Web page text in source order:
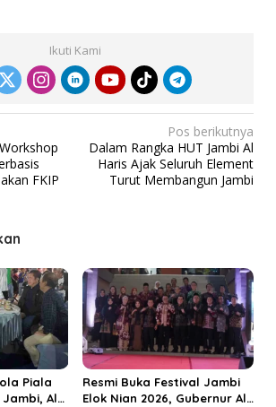
Ikuti Kami
FKIP
Pos berikutnya
Dalam Rangka HUT Jambi Al
Haris Ajak Seluruh Element
Turut Membangun Jambi
Piala
Jambi, Al
Resmi Buka Festival Jambi
Elok Nian 2026, Gubernur Al